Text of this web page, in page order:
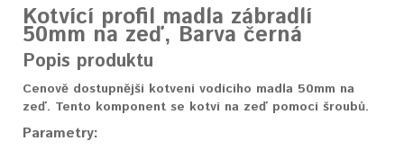
Kotvící profil madla zábradlí
50mm na zeď, Barva černá
Popis produktu
Cenově dostupnější kotvení vodícího madla 50mm na
zeď. Tento komponent se kotví na zeď pomocí šroubů.
Parametry: